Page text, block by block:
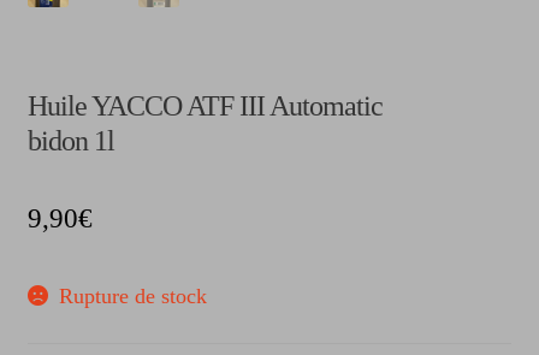
Huile YACCO ATF III Automatic
bidon 1l
9,90€
Rupture de stock